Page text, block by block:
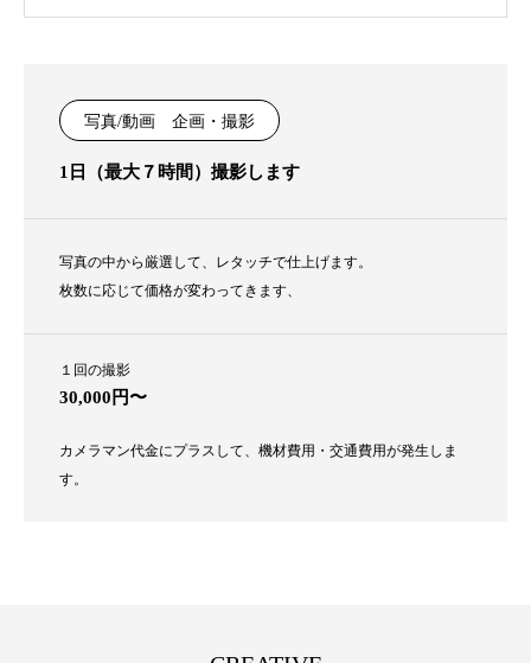
写真/動画 企画・撮影
1日（最大７時間）撮影します
写真の中から厳選して、レタッチで仕上げます。
枚数に応じて価格が変わってきます、
１回の撮影
30,000円〜
カメラマン代金にプラスして、機材費用・交通費用が発生しま
す。